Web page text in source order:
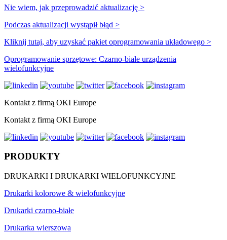
Nie wiem, jak przeprowadzić aktualizację >
Podczas aktualizacji wystąpił błąd >
Kliknij tutaj, aby uzyskać pakiet oprogramowania układowego >
Oprogramowanie sprzętowe: Czarno-białe urządzenia
wielofunkcyjne
Kontakt z firmą OKI Europe
Kontakt z firmą OKI Europe
PRODUKTY
DRUKARKI I DRUKARKI WIELOFUNKCYJNE
Drukarki kolorowe & wielofunkcyjne
Drukarki czarno-białe
Drukarka wierszowa